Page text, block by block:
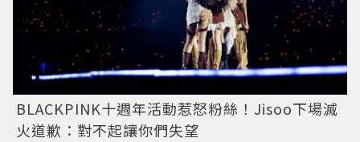
BLACKPINK十週年活動惹怒粉絲！Jisoo下場滅
火道歉：對不起讓你們失望